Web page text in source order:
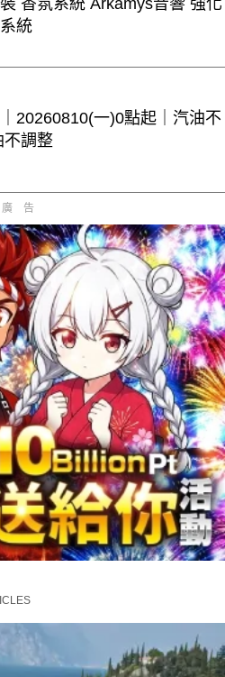
統 Arkamys音響 強化
統
20260810(一)0點起｜汽油不
不調整
廣告